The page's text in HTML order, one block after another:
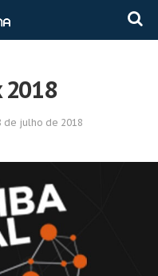
2018
de julho de 2018